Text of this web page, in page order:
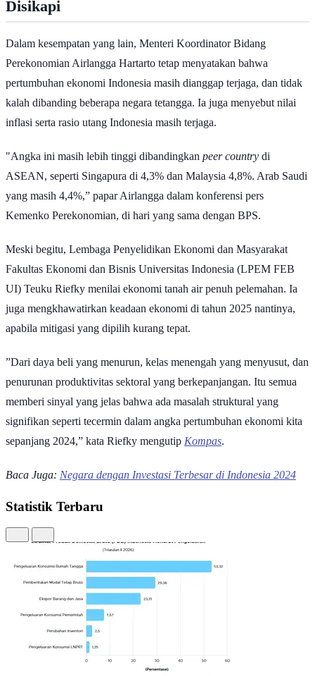
Disikapi
Dalam kesempatan yang lain, Menteri Koordinator Bidang
Perekonomian Airlangga Hartarto tetap menyatakan bahwa
pertumbuhan ekonomi Indonesia masih dianggap terjaga, dan tidak
kalah dibanding beberapa negara tetangga. Ia juga menyebut nilai
inflasi serta rasio utang Indonesia masih terjaga.
"Angka ini masih lebih tinggi dibandingkan peer country di
ASEAN, seperti Singapura di 4,3% dan Malaysia 4,8%. Arab Saudi
yang masih 4,4%,” papar Airlangga dalam konferensi pers
Kemenko Perekonomian, di hari yang sama dengan BPS.
Meski begitu, Lembaga Penyelidikan Ekonomi dan Masyarakat
Fakultas Ekonomi dan Bisnis Universitas Indonesia (LPEM FEB
UI) Teuku Riefky menilai ekonomi tanah air penuh pelemahan. Ia
juga mengkhawatirkan keadaan ekonomi di tahun 2025 nantinya,
apabila mitigasi yang dipilih kurang tepat.
”Dari daya beli yang menurun, kelas menengah yang menyusut, dan
penurunan produktivitas sektoral yang berkepanjangan. Itu semua
memberi sinyal yang jelas bahwa ada masalah struktural yang
signifikan seperti tecermin dalam angka pertumbuhan ekonomi kita
sepanjang 2024,” kata Riefky mengutip Kompas.
Baca Juga: Negara dengan Investasi Terbesar di Indonesia 2024
Statistik Terbaru